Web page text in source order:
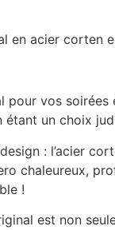
en acier corten
pour vos
un choix
: l’acier
chaleureux,
!
est non